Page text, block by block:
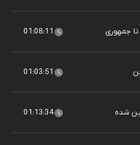
جمهوری 01:08:11
01:03:51
شده 01:13:34